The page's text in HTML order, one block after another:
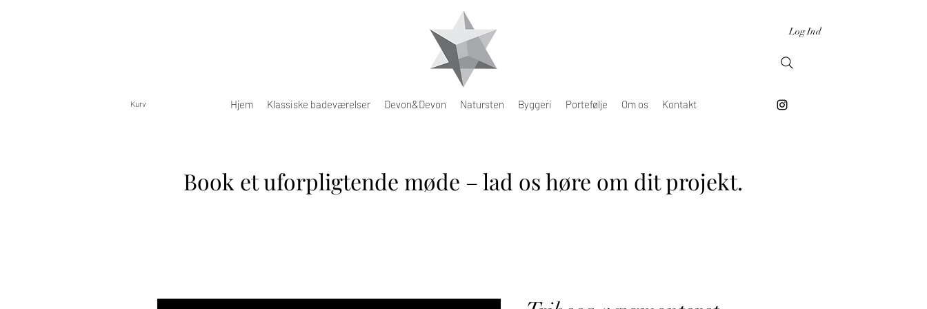
Log Ind
Kurv Hjem Klassiske badeværelser Devon&Devon Natursten Byggeri Portefølje Om os Kontakt
Book et uforpligtende møde – lad os høre om dit projekt.